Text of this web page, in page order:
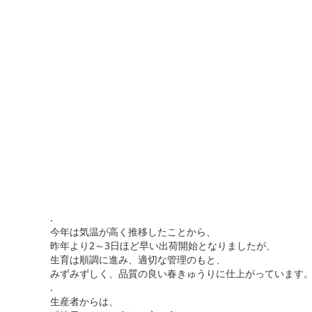
.
今年は気温が高く推移したことから、
昨年より2～3日ほど早い出荷開始となりましたが、
生育は順調に進み、適切な管理のもと、
みずみずしく、品質の良い春きゅうりに仕上がっています
.
生産者からは、